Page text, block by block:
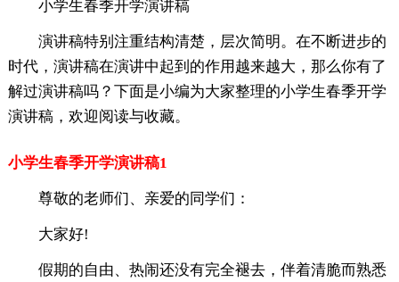
小学生春季开学演讲稿
演讲稿特别注重结构清楚，层次简明。在不断进步的
时代，演讲稿在演讲中起到的作用越来越大，那么你有了
解过演讲稿吗？下面是小编为大家整理的小学生春季开学
演讲稿，欢迎阅读与收藏。
小学生春季开学演讲稿1
尊敬的老师们、亲爱的同学们：
大家好!
假期的自由、热闹还没有完全褪去，伴着清脆而熟悉